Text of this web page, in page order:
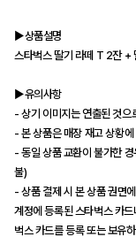
▶상품설명
스타벅스 딸기 라떼 T 2잔 +
▶유의사항
- 상기 이미지는 연출된 것으
- 본 상품은 매장 재고 상황
- 동일 상품 교환이 불가한
불)
- 상품 결제 시 본 상품 권면
계정에 등록된 스타벅스 카
벅스 카드를 등록 또는 보유